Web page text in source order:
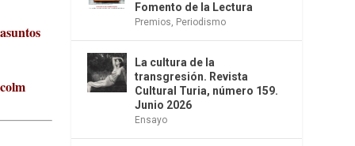
Fomento de la Lectura
Premios Periodismo
La cultura de la
transgresión. Revista
Cultural Turia, número 159.
Junio 2026
Ensayo